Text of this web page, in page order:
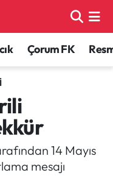
Çorum FK
14 Mayıs
mesajı